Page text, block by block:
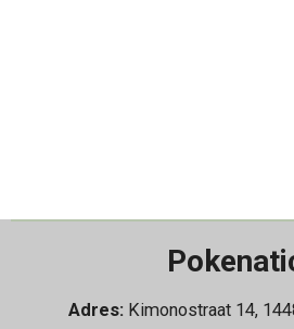
Adres: Kimonostraat 14,